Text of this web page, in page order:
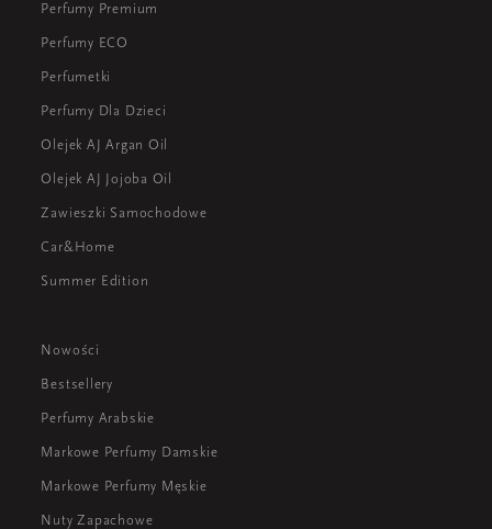
Perfumy Premium
Perfumy ECO
Perfumetki
Perfumy Dla Dzieci
Olejek AJ Argan Oil
Olejek AJ Jojoba Oil
Zawieszki Samochodowe
Car&Home
Summer Edition
Nowości
Bestsellery
Perfumy Arabskie
Markowe Perfumy Damskie
Markowe Perfumy Męskie
Nuty Zapachowe